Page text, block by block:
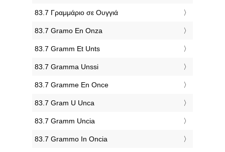
‎83.7 Γραμμάριο σε Ουγγιά
‎83.7 Gramo En Onza
‎83.7 Gramm Et Unts
‎83.7 Gramma Unssi
‎83.7 Gramme En Once
‎83.7 Gram U Unca
‎83.7 Gramm Uncia
‎83.7 Grammo In Oncia